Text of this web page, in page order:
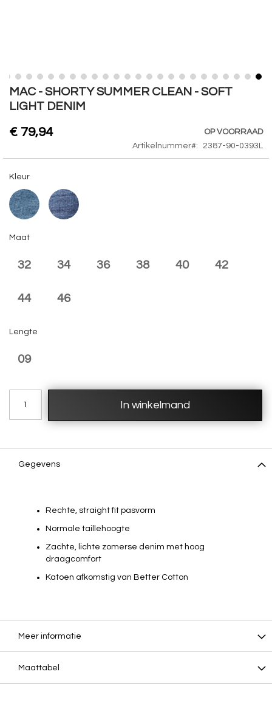
Skip
to
beginning
of
gallery
MAC - SHORTY SUMMER CLEAN - SOFT
LIGHT DENIM
€ 79,94
OP VOORRAAD
Artikelnummer
2387-90-0393L
Kleur
Maat
32 34 36 38 40 42
44 46
Lengte
09
In winkelmand
Gegevens
Rechte, straight fit pasvorm
Normale taillehoogte
Zachte, lichte zomerse denim met hoog
draagcomfort
Katoen afkomstig van Better Cotton
Meer informatie
Maattabel